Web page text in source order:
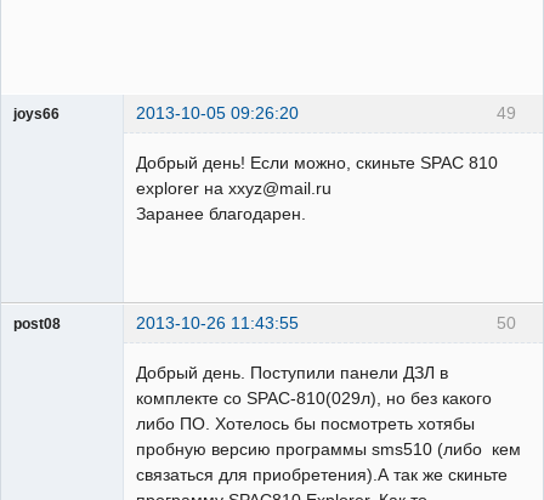
49
joys66 2013-10-05 09:26:20
Добрый день! Если можно, скиньте SPAC 810
explorer на xxyz@mail.ru
Заранее благодарен.
50
post08 2013-10-26 11:43:55
Добрый день. Поступили панели ДЗЛ в
комплекте со SPAC-810(029л), но без какого
либо ПО. Хотелось бы посмотреть хотябы
пробную версию программы sms510 (либо кем
связаться для приобретения).А так же скиньте